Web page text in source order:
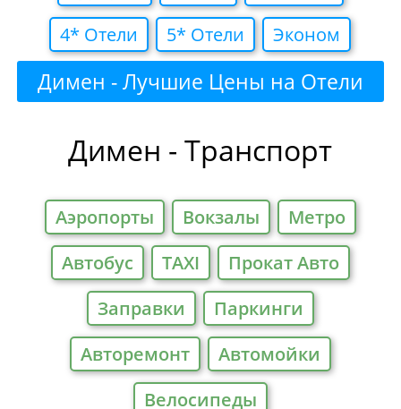
4* Отели
5* Отели Эконом
Димен - Лучшие Цены на Отели
Димен - Транспорт
Аэропорты Вокзалы
Метро
Автобус
TAXI
Прокат Авто
Заправки
Паркинги
Авторемонт
Автомойки
Велосипеды